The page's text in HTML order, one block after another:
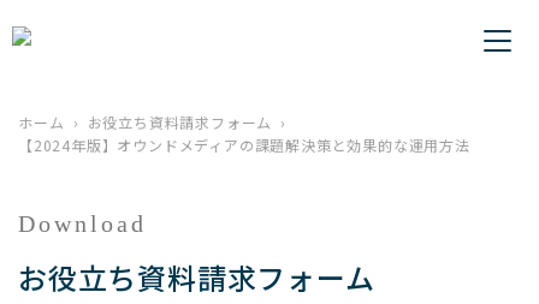
ホーム
お役立ち資料請求フォーム
【2024年版】オウンドメディアの課題解決策と効果的な運用方法
Download
お役立ち資料請求フォーム